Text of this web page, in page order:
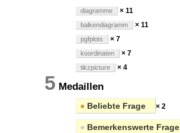
diagramme × 11
balkendiagramm × 11
pgfplots × 7
koordinaten × 7
tikzpicture × 4
5 Medaillen
● Beliebte Frage × 2
● Bemerkenswerte Frage